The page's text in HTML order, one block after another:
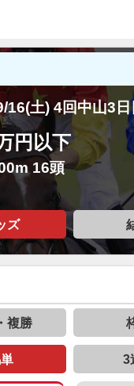
16(土) 4回中山3日
円以下
16頭
ズ
複勝
3